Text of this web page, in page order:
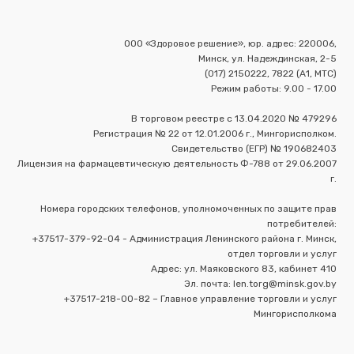
ООО «Здоровое решение», юр. адрес: 220006,
Минск, ул. Надеждинская, 2-5
(017) 2150222, 7822 (А1, МТС)
Режим работы: 9.00 - 17.00
В торговом реестре с 13.04.2020 № 479296
Регистрация № 22 от 12.01.2006 г., Мингорисполком.
Свидетельство (ЕГР) № 190682403
Лицензия на фармацевтическую деятельность Ф-788 от 29.06.2007
г.
Номера городских телефонов, уполномоченных по защите прав
потребителей:
+37517-379-92-04 - Администрация Ленинского района г. Минск,
отдел торговли и услуг
Адрес: ул. Маяковского 83, кабинет 410
Эл. почта: len.torg@minsk.gov.by
+37517-218-00-82 – Главное управление торговли и услуг
Мингорисполкома